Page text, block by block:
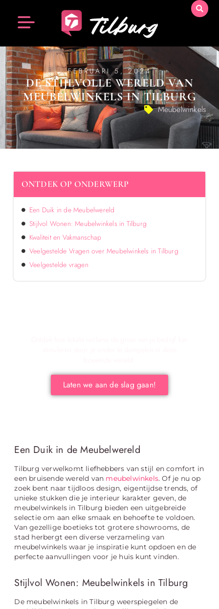
FEBRUARI 5, 2024
DE STIJLVOLLE WERELD VAN
MEUBELWINKELS IN TILBURG
Meubelwinkels
Een Duik in de Meubelwereld
Tilburg verwelkomt liefhebbers van stijl en comfort in
een bruisende wereld van meubelwinkels. Of je nu op
zoek bent naar tijdloos design, eigentijdse trends, of
unieke stukken die je interieur karakter geven, de
meubelwinkels in Tilburg bieden een uitgebreide
selectie om aan elke smaak en behoefte te voldoen.
Van gezellige boetieks tot grotere showrooms, de
stad herbergt een diverse verzameling van
meubelwinkels waar je inspiratie kunt opdoen en de
perfecte aanvullingen voor je huis kunt vinden.
Stijlvol Wonen: Meubelwinkels in Tilburg
De meubelwinkels in Tilburg weerspiegelen de
ONTDEK OP ONDERWERP
Een Duik in de Meubelwereld
Stijlvol Wonen: Meubelwinkels in Tilburg
Kwaliteit en Vakmanschap
Veelgestelde Vragen over Meubelwinkels in Tilburg
Veelgestelde vragen
Laten we aan de slag gaan!